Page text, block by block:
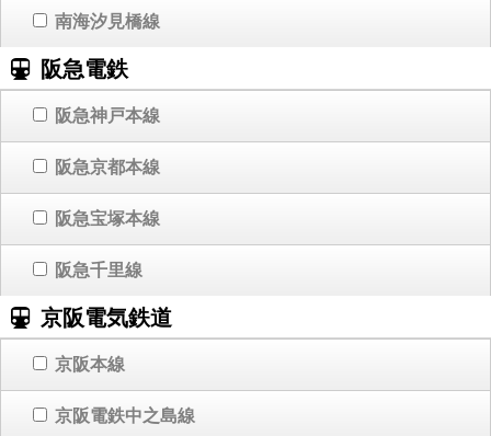
南海汐見橋線
阪急電鉄
阪急神戸本線
阪急京都本線
阪急宝塚本線
阪急千里線
京阪電気鉄道
京阪本線
京阪電鉄中之島線